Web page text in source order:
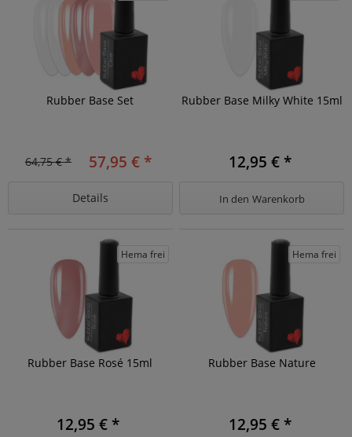
Rubber Base Set
64,75 € * 57,95 € *
Details
Rubber Base Milky White 15ml
12,95 € *
In den Warenkorb
Hema frei
Rubber Base Rosé 15ml
12,95 € *
Hema frei
Rubber Base Nature
12,95 € *